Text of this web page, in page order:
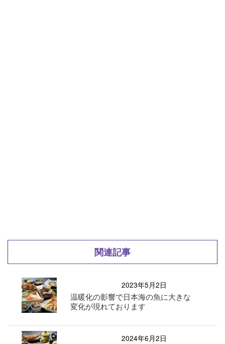
関連記事
2023年5月2日
温暖化の影響で日本海の魚に大きな
変化が現れております
2024年6月2日